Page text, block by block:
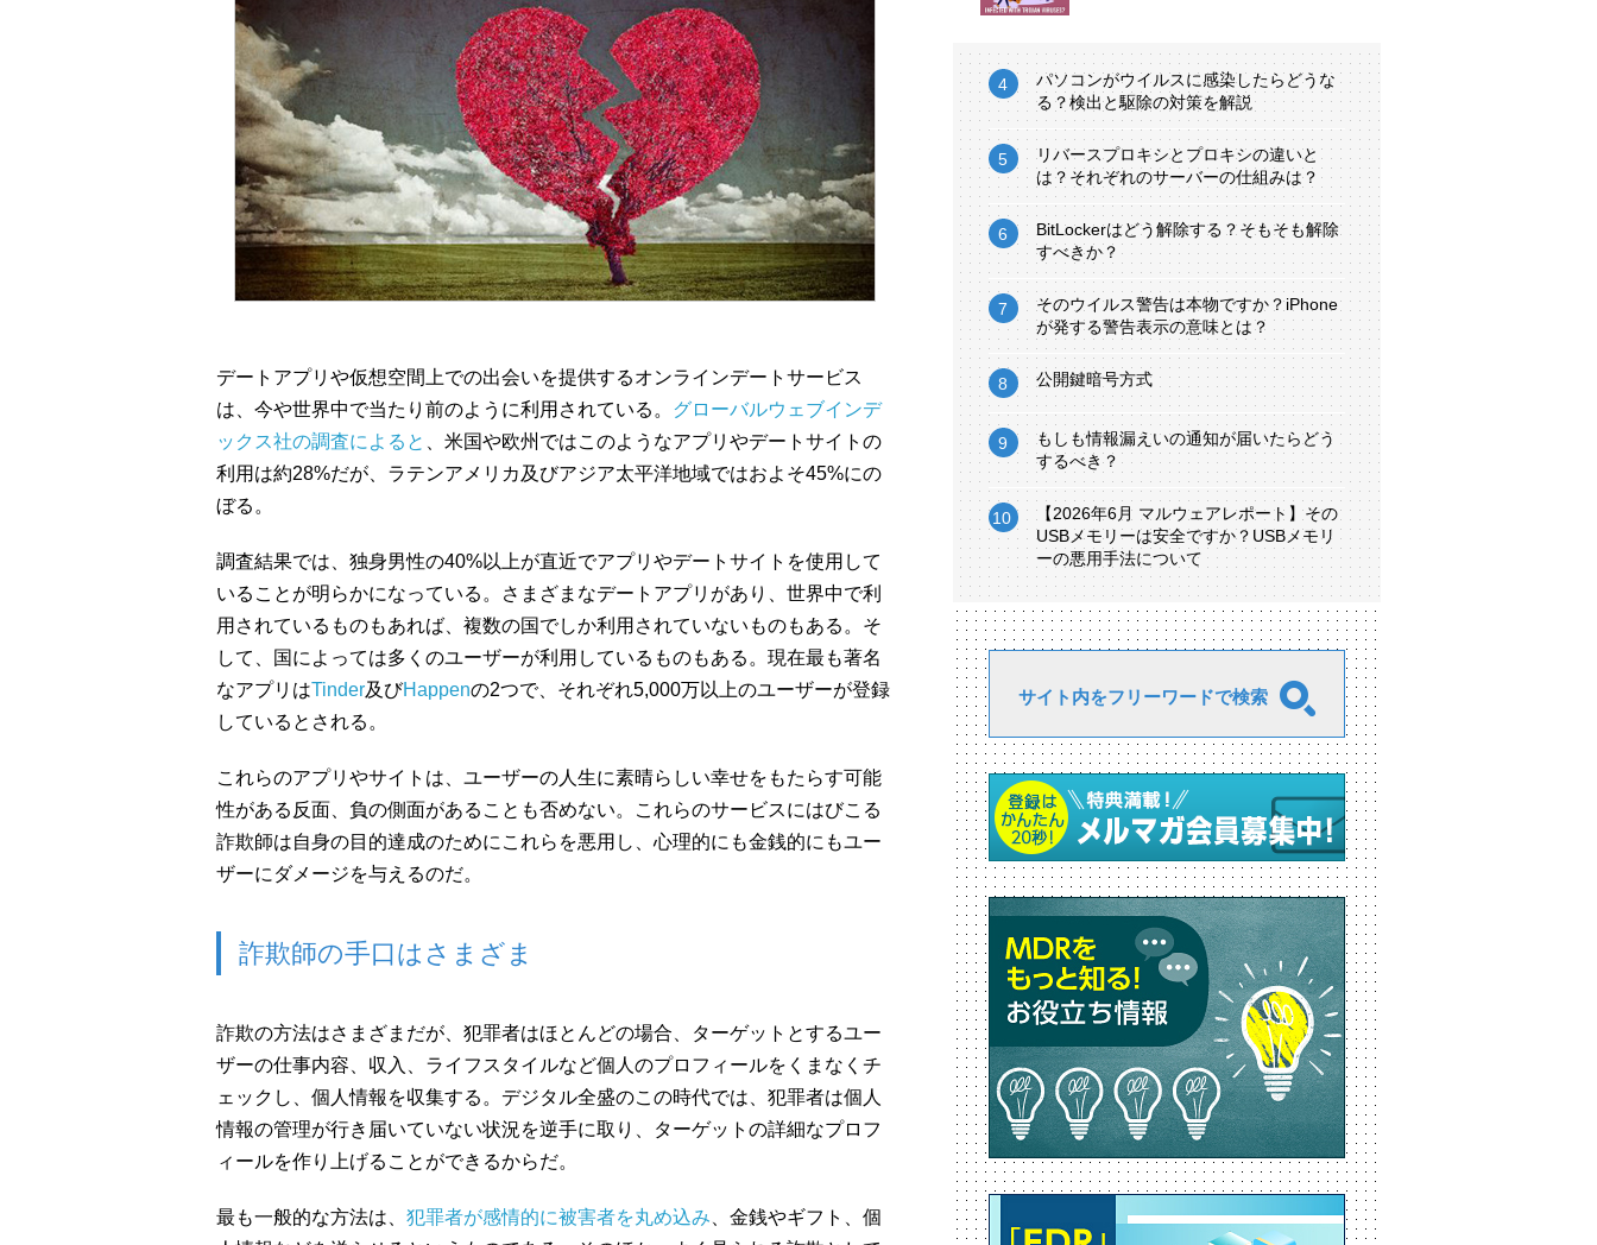
デートアプリや仮想空間上での出会いを提供するオンラインデートサービス
は、今や世界中で当たり前のように利用されている。 グローバルウェブインデ
ックス社の調査によると
、米国や欧州ではこのようなアプリやデートサイトの
利用は約28%だが、ラテンアメリカ及びアジア太平洋地域ではおよそ45%にの
ぼる。
調査結果では、独身男性の40%以上が直近でアプリやデートサイトを使用して
いることが明らかになっている。さまざまなデートアプリがあり、世界中で利
用されているものもあれば、複数の国でしか利用されていないものもある。そ
して、国によっては多くのユーザーが利用しているものもある。現在最も著名
なアプリはTinder及びHappenの2つで、それぞれ5,000万以上のユーザーが登録
しているとされる。
これらのアプリやサイトは、ユーザーの人生に素晴らしい幸せをもたらす可能
性がある反面、負の側面があることも否めない。これらのサービスにはびこる
詐欺師は自身の目的達成のためにこれらを悪用し、心理的にも金銭的にもユー
ザーにダメージを与えるのだ。
詐欺師の手口はさまざま
詐欺の方法はさまざまだが、犯罪者はほとんどの場合、ターゲットとするユー
ザーの仕事内容、収入、ライフスタイルなど個人のプロフィールをくまなくチ
ェックし、個人情報を収集する。デジタル全盛のこの時代では、犯罪者は個人
情報の管理が行き届いていない状況を逆手に取り、ターゲットの詳細なプロフ
ィールを作り上げることができるからだ。
最も一般的な方法は、 犯罪者が感情的に被害者を丸め込み 、金銭やギフト、個
パソコンがウイルスに感染したらどうな
る？検出と駆除の対策を解説
リバースプロキシとプロキシの違いと
は？それぞれのサーバーの仕組みは？
BitLockerはどう解除する？そもそも解除
すべきか？
そのウイルス警告は本物ですか？iPhone
が発する警告表示の意味とは？
公開鍵暗号方式
もしも情報漏えいの通知が届いたらどう
するべき？
【2026年6月 マルウェアレポート】その
USBメモリーは安全ですか？USBメモリ
ーの悪用手法について
サイト内をフリーワードで検索